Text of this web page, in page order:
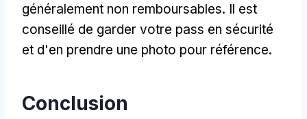
généralement non remboursables. Il est
conseillé de garder votre pass en sécurité
et d'en prendre une photo pour référence.
Conclusion